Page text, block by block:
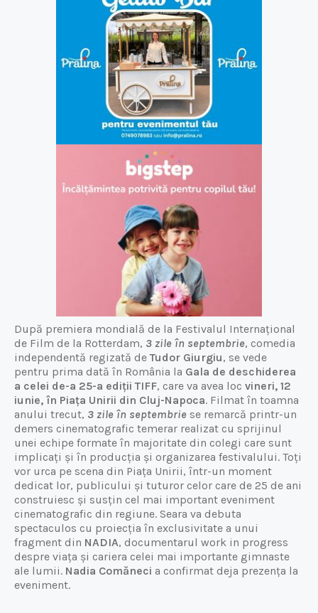
După premiera mondială de la Festivalul Internațional
de Film de la Rotterdam, 3 zile în septembrie, comedia
independentă regizată deTudor Giurgiu, se vede
pentru prima dată în România la Gala de deschiderea
a celei de-a 25-a ediții TIFF, care va avea loc vineri, 12
iunie, în Piața Unirii din Cluj-Napoca. Filmat în toamna
anului trecut, 3 zile în septembrie se remarcă printr-un
demers cinematografic temerar realizat cu sprijinul
unei echipe formate în majoritate din colegi care sunt
implicați și în producția și organizarea festivalului. Toți
vor urca pe scena din Piața Unirii, într-un moment
dedicat lor, publicului și tuturor celor care de 25 de ani
construiesc și susțin cel mai important eveniment
cinematografic din regiune. Seara va debuta
spectaculos cu proiecția în exclusivitate a unui
fragment din NADIA, documentarul work in progress
despre viața și cariera celei mai importante gimnaste
ale lumii. Nadia Comăneci a confirmat deja prezența la
eveniment.